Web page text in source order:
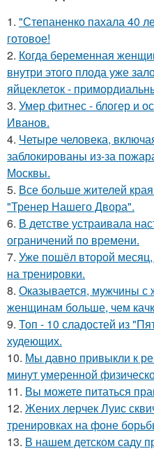
1. "Степаненко пахала 40
готовое!
2. Когда беременная
внутри этого плода уже
яйцеклеток -
3. Умер фитнес - блогер и
Иванов.
4. Четыре человека,
заблокированы из-за
Москвы.
5. Все больше жителей
"Тренер Нашего Двора".
6. В детстве устраивала
ограничений по времени.
7. Уже пошёл второй
на тренировки.
8. Оказывается, мужчины с
женщинам больше, чем
9. Топ - 10 сладостей из
худеющих.
10. Мы давно привыкли к
минут умеренной
11. Вы можете питаться
12. Жених лерчек Луис
тренировках на фоне
13. В нашем детском саду